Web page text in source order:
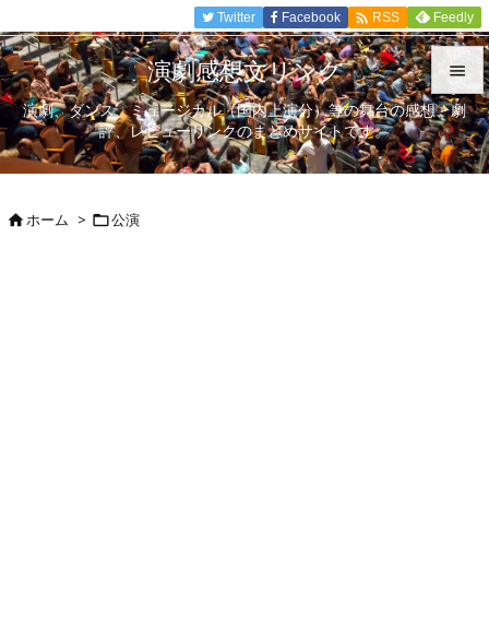


メニュ

Twitter Facebook  RSS Feedly
演劇感想文リンク
演劇、ダンス、ミュージカル（国内上演分）等の舞台の感想、劇
評、レビューリンクのまとめサイトです。
ホーム > 公演